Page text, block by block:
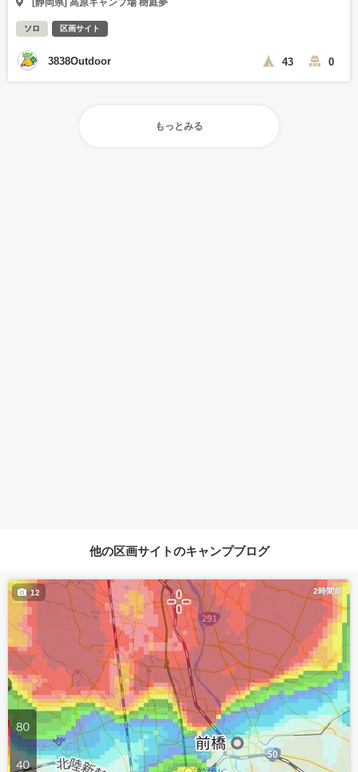
[静岡県] 高原キャンプ場 樹庭夢
ソロ 区画サイト
3838Outdoor 43 0
もっとみる
他の区画サイトのキャンプブログ
2時間前
12